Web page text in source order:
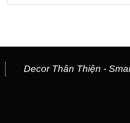
Decor Thân Thiện -